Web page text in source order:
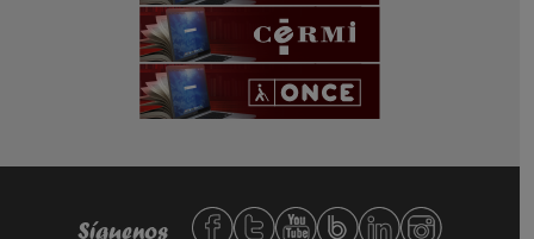
Redes sociales de Fundación ONCE,
Síguenos